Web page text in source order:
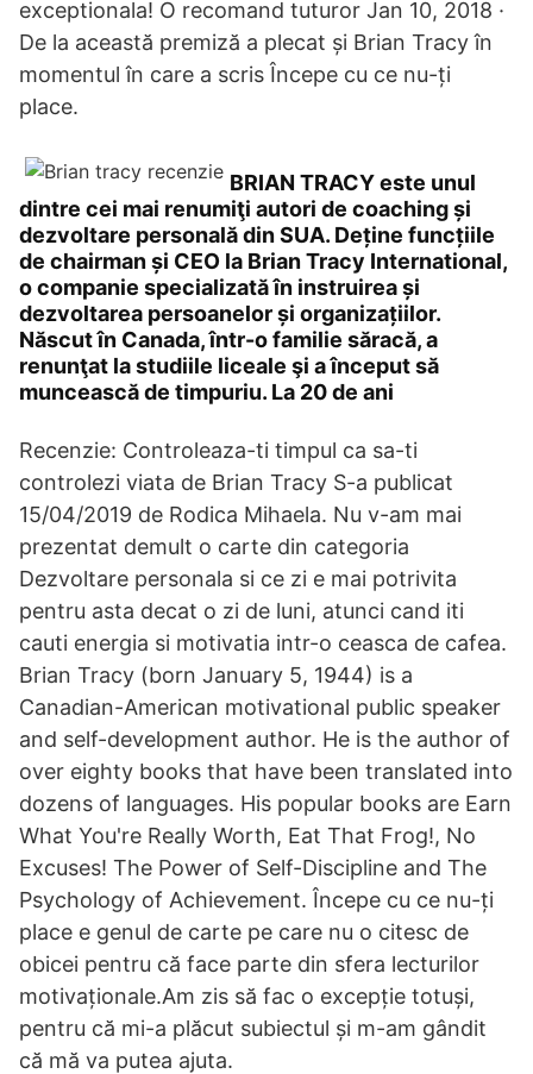
exceptionala! O recomand tuturor Jan 10, 2018 ·
De la această premiză a plecat și Brian Tracy în
momentul în care a scris Începe cu ce nu-ți
place.
BRIAN TRACY este unul
dintre cei mai renumiţi autori de coaching și
dezvoltare personală din SUA. Deține funcțiile
de chairman și CEO la Brian Tracy International,
o companie specializată în instruirea și
dezvoltarea persoanelor și organizațiilor.
Născut în Canada, într-o familie săracă, a
renunţat la studiile liceale şi a început să
muncească de timpuriu. La 20 de ani
Recenzie: Controleaza-ti timpul ca sa-ti
controlezi viata de Brian Tracy S-a publicat
15/04/2019 de Rodica Mihaela. Nu v-am mai
prezentat demult o carte din categoria
Dezvoltare personala si ce zi e mai potrivita
pentru asta decat o zi de luni, atunci cand iti
cauti energia si motivatia intr-o ceasca de cafea.
Brian Tracy (born January 5, 1944) is a
Canadian-American motivational public speaker
and self-development author. He is the author of
over eighty books that have been translated into
dozens of languages. His popular books are Earn
What You're Really Worth, Eat That Frog!, No
Excuses! The Power of Self-Discipline and The
Psychology of Achievement. Începe cu ce nu-ți
place e genul de carte pe care nu o citesc de
obicei pentru că face parte din sfera lecturilor
motivaționale.Am zis să fac o excepție totuși,
pentru că mi-a plăcut subiectul și m-am gândit
că mă va putea ajuta.